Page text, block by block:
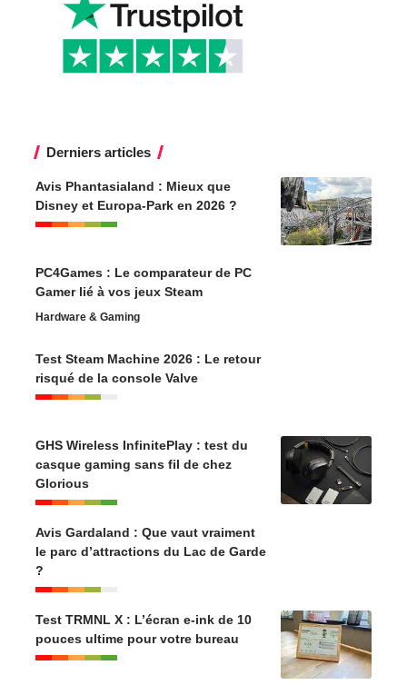
Derniers articles
Avis Phantasialand : Mieux que
Disney et Europa-Park en 2026 ?
PC4Games : Le comparateur de PC
Gamer lié à vos jeux Steam
Hardware & Gaming
Test Steam Machine 2026 : Le retour
risqué de la console Valve
GHS Wireless InfinitePlay : test du
casque gaming sans fil de chez
Glorious
Avis Gardaland : Que vaut vraiment
le parc d’attractions du Lac de Garde
?
Test TRMNL X : L’écran e-ink de 10
pouces ultime pour votre bureau